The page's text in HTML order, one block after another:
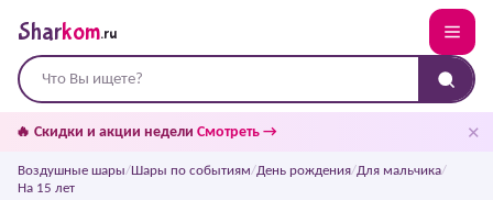
Sharkom.ru
🔥 Скидки и акции недели Смотреть → ✕
Воздушные шары/Шары по событиям/День рождения/Для мальчика/
На 15 лет